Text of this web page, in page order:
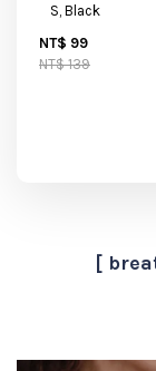
NT$ 99
NT$ 139
[